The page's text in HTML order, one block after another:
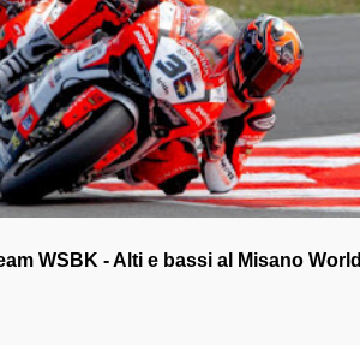
WSBK - Alti e bassi al Misano World
TEAM BARNI WSBK